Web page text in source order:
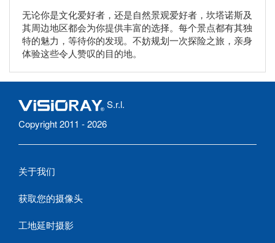
无论你是文化爱好者，还是自然景观爱好者，坎塔诺斯及
其周边地区都会为你提供丰富的选择。每个景点都有其独
特的魅力，等待你的发现。不妨规划一次探险之旅，亲身
体验这些令人赞叹的目的地。
S.r.l.
Copyright 2011 - 2026
关于我们
获取您的摄像头
工地延时摄影